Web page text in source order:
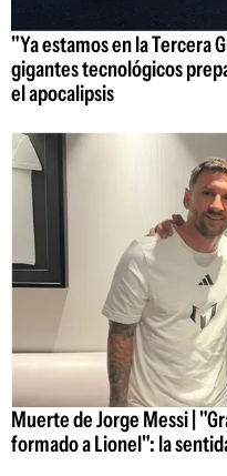
"Ya estamos en la Tercera
gigantes tecnológicos
el apocalipsis
Muerte de Jorge Messi |
formado a Lionel": la